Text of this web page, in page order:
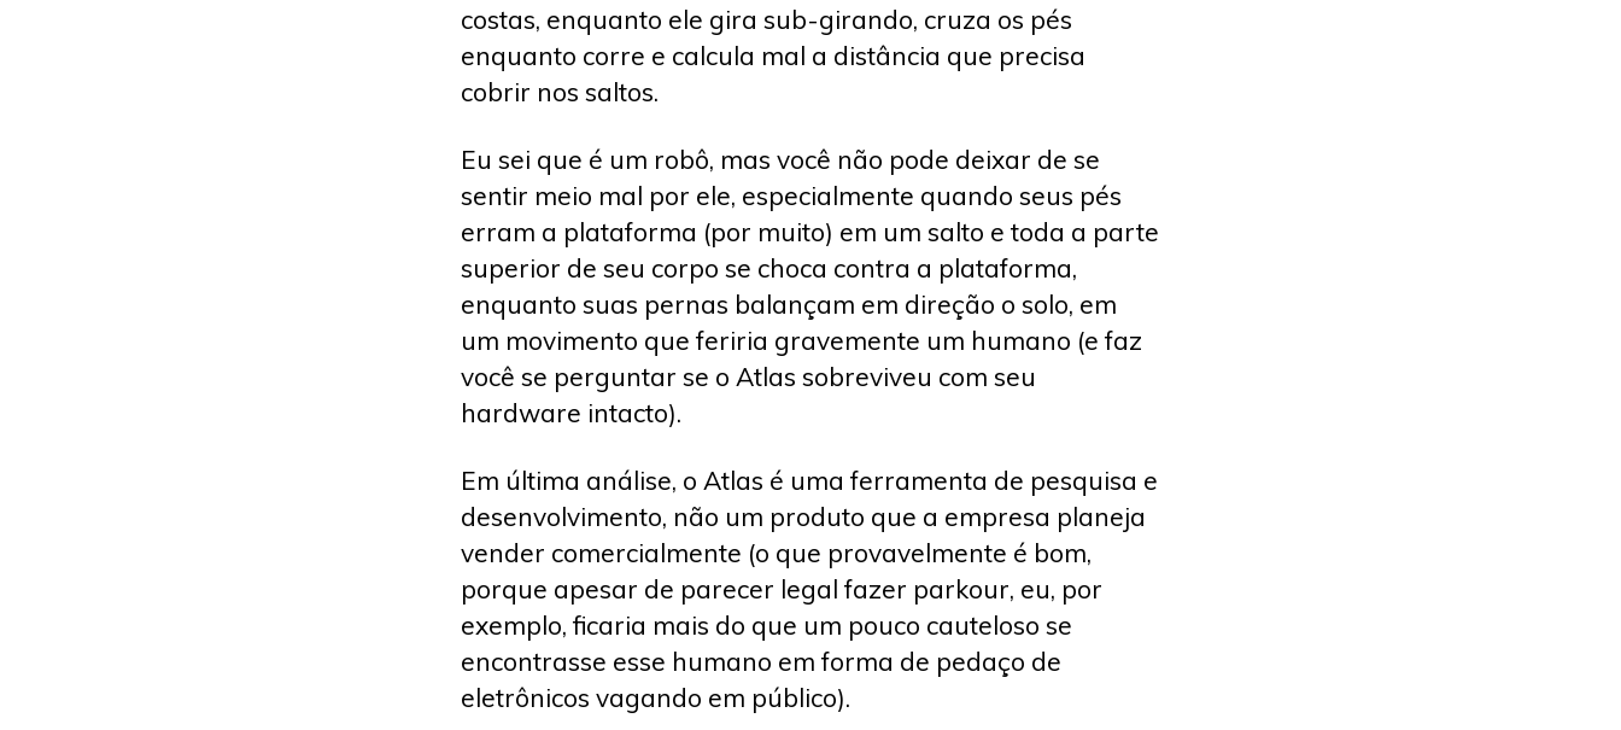
costas, enquanto ele gira sub-girando, cruza os pés
enquanto corre e calcula mal a distância que precisa
cobrir nos saltos.
Eu sei que é um robô, mas você não pode deixar de se
sentir meio mal por ele, especialmente quando seus pés
erram a plataforma (por muito) em um salto e toda a parte
superior de seu corpo se choca contra a plataforma,
enquanto suas pernas balançam em direção o solo, em
um movimento que feriria gravemente um humano (e faz
você se perguntar se o Atlas sobreviveu com seu
hardware intacto).
Em última análise, o Atlas é uma ferramenta de pesquisa e
desenvolvimento, não um produto que a empresa planeja
vender comercialmente (o que provavelmente é bom,
porque apesar de parecer legal fazer parkour, eu, por
exemplo, ficaria mais do que um pouco cauteloso se
encontrasse esse humano em forma de pedaço de
eletrônicos vagando em público).